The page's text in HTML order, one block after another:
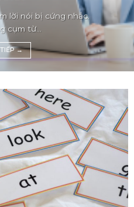
lời nói bị cứng nhắc.
cụm từ...
→